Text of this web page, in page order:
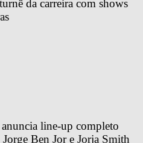
da carreira com shows
line-up completo
Ben Jor e Jorja Smith